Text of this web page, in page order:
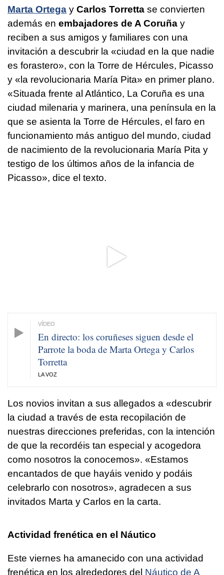
Marta Ortega y Carlos Torretta se convierten
además en embajadores de A Coruña y
reciben a sus amigos y familiares con una
invitación a descubrir la «ciudad en la que nadie
es forastero», con la Torre de Hércules, Picasso
y «la revolucionaria María Pita» en primer plano.
«Situada frente al Atlántico, La Coruña es una
ciudad milenaria y marinera, una península en la
que se asienta la Torre de Hércules, el faro en
funcionamiento más antiguo del mundo, ciudad
de nacimiento de la revolucionaria María Pita y
testigo de los últimos años de la infancia de
Picasso», dice el texto.
En directo: los coruñeses siguen desde el
Parrote la boda de Marta Ortega y Carlos
Torretta
LA VOZ
Los novios invitan a sus allegados a «descubrir
la ciudad a través de esta recopilación de
nuestras direcciones preferidas, con la intención
de que la recordéis tan especial y acogedora
como nosotros la conocemos». «Estamos
encantados de que hayáis venido y podáis
celebrarlo con nosotros», agradecen a sus
invitados Marta y Carlos en la carta.
Actividad frenética en el Náutico
Este viernes ha amanecido con una actividad
frenética en los alrededores del Náutico de A